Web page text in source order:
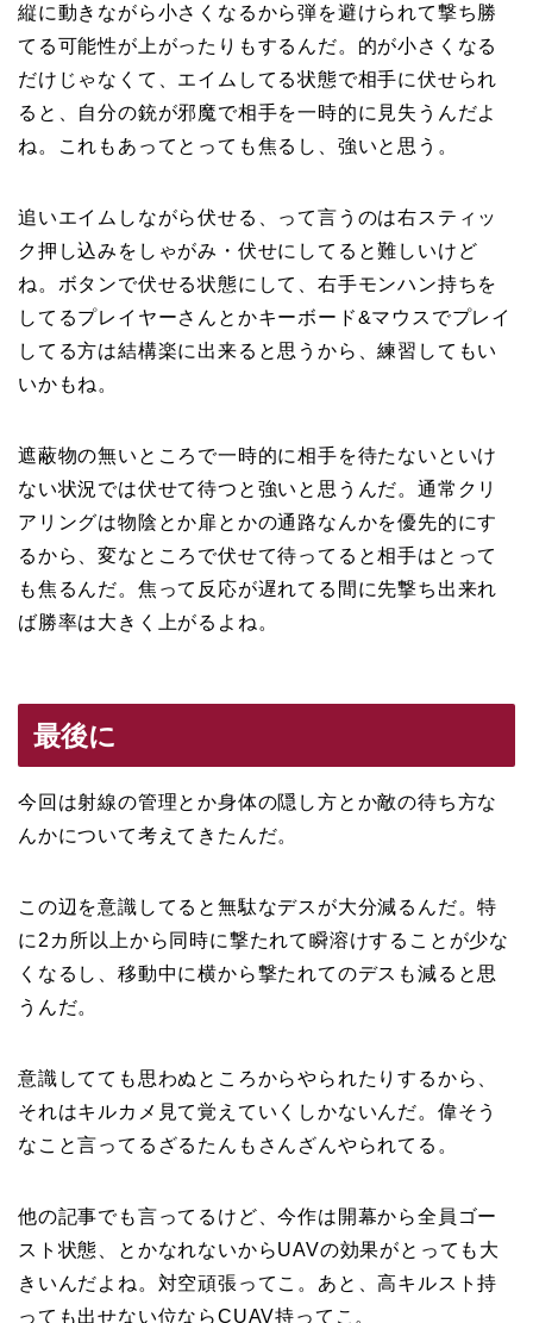
縦に動きながら小さくなるから弾を避けられて撃ち勝
てる可能性が上がったりもするんだ。的が小さくなる
だけじゃなくて、エイムしてる状態で相手に伏せられ
ると、自分の銃が邪魔で相手を一時的に見失うんだよ
ね。これもあってとっても焦るし、強いと思う。
追いエイムしながら伏せる、って言うのは右スティッ
ク押し込みをしゃがみ・伏せにしてると難しいけど
ね。ボタンで伏せる状態にして、右手モンハン持ちを
してるプレイヤーさんとかキーボード&マウスでプレイ
してる方は結構楽に出来ると思うから、練習してもい
いかもね。
遮蔽物の無いところで一時的に相手を待たないといけ
ない状況では伏せて待つと強いと思うんだ。通常クリ
アリングは物陰とか扉とかの通路なんかを優先的にす
るから、変なところで伏せて待ってると相手はとって
も焦るんだ。焦って反応が遅れてる間に先撃ち出来れ
ば勝率は大きく上がるよね。
最後に
今回は射線の管理とか身体の隠し方とか敵の待ち方な
んかについて考えてきたんだ。
この辺を意識してると無駄なデスが大分減るんだ。特
に2カ所以上から同時に撃たれて瞬溶けすることが少な
くなるし、移動中に横から撃たれてのデスも減ると思
うんだ。
意識してても思わぬところからやられたりするから、
それはキルカメ見て覚えていくしかないんだ。偉そう
なこと言ってるざるたんもさんざんやられてる。
他の記事でも言ってるけど、今作は開幕から全員ゴー
スト状態、とかなれないからUAVの効果がとっても大
きいんだよね。対空頑張ってこ。あと、高キルスト持
っても出せない位ならCUAV持ってこ。